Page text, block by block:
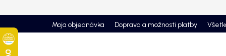
na
obsah
Moja objednávka Doprava a možnosti platby